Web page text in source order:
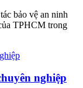
bảo vệ an ninh
TPHCM trong
nghiệp